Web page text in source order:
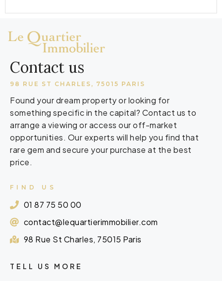
Contact us
98 RUE ST CHARLES, 75015 PARIS
Found your dream property or looking for
something specific in the capital? Contact us to
arrange a viewing or access our off-market
opportunities. Our experts will help you find that
rare gem and secure your purchase at the best
price.
FIND US
01 87 75 50 00
contact@lequartierimmobilier.com
98 Rue St Charles, 75015 Paris
TELL US MORE